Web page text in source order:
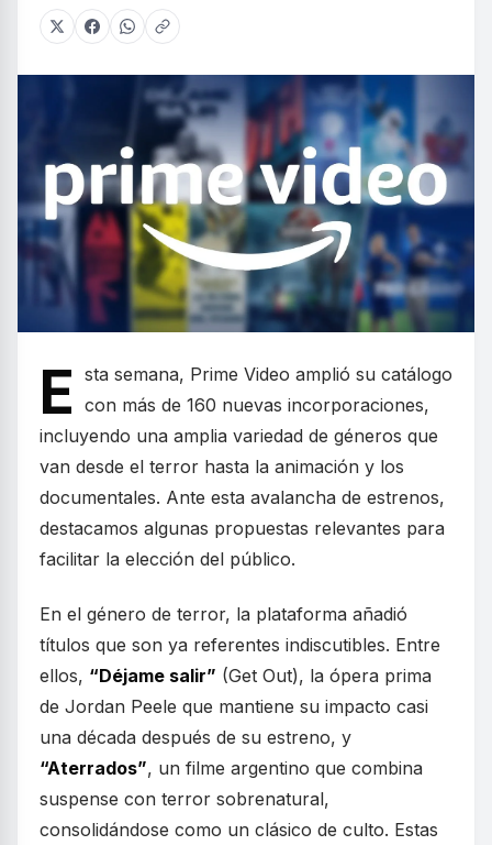
E sta semana, Prime Video amplió su catálogo
con más de 160 nuevas incorporaciones,
incluyendo una amplia variedad de géneros que
van desde el terror hasta la animación y los
documentales. Ante esta avalancha de estrenos,
destacamos algunas propuestas relevantes para
facilitar la elección del público.
En el género de terror, la plataforma añadió
títulos que son ya referentes indiscutibles. Entre
ellos, “Déjame salir” (Get Out), la ópera prima
de Jordan Peele que mantiene su impacto casi
una década después de su estreno, y
“Aterrados”, un filme argentino que combina
suspense con terror sobrenatural,
consolidándose como un clásico de culto. Estas